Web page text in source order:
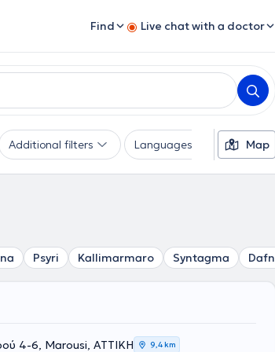
Find Live chat with a doctor
Additional filters Languages Gender
Map
Psyri Kallimarmaro Syntagma Dafni
4-6, Marousi, ΑΤΤΙΚΗ 9,4 km